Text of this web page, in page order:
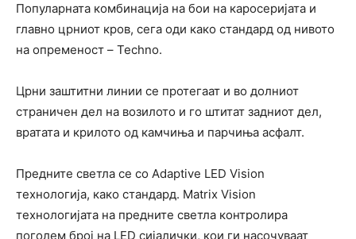
Популарната комбинација на бои на каросеријата и
главно црниот кров, сега оди како стандард од нивото
на опременост – Techno.
Црни заштитни линии се протегаат и во долниот
страничен дел на возилото и го штитат задниот дел,
вратата и крилото од камчиња и парчиња асфалт.
Предните светла се со Adaptive LED Vision
технологија, како стандард. Matrix Vision
технологијата на предните светла контролира
поголем број на LED сијалички, кои ги насочуваат